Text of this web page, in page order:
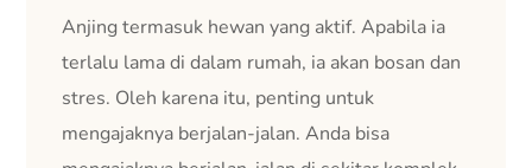
Anjing termasuk hewan yang aktif. Apabila ia
terlalu lama di dalam rumah, ia akan bosan dan
stres. Oleh karena itu, penting untuk
mengajaknya berjalan-jalan. Anda bisa